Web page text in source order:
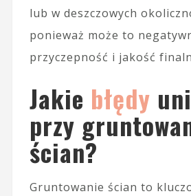
lub w deszczowych
ponieważ może to
przyczepność i jakość
Jakie błędy
przy
ścian?
Gruntowanie ścian to